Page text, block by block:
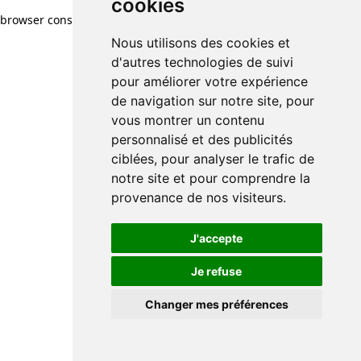
cookies
Nous utilisons des cookies et
d'autres technologies de suivi
pour améliorer votre expérience
de navigation sur notre site, pour
vous montrer un contenu
personnalisé et des publicités
ciblées, pour analyser le trafic de
notre site et pour comprendre la
provenance de nos visiteurs.
J'accepte
Je refuse
Changer mes préférences
browser console for more information)